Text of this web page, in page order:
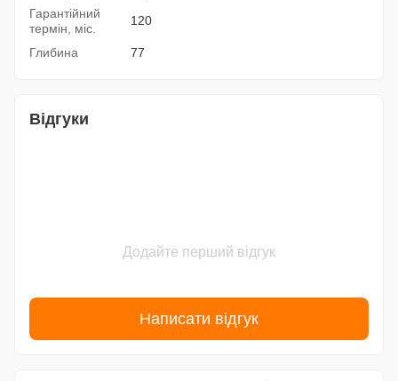
Гарантійний
термін, міс.
120
Глибина 77
Відгуки
Додайте перший відгук
Написати відгук